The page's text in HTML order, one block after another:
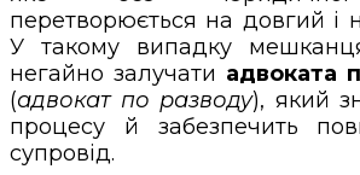
перетворюється на довгий і
У такому випадку
негайно залучати адвоката
(адвокат по разводу), який
процесу й забезпечить
супровід.